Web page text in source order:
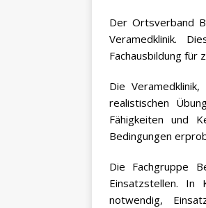
Der Ortsverband
Veramedklinik.
Fachausbildung für
Die
realistischen
Fähigkeiten und
Bedingungen
Die Fachgruppe
Einsatzstellen. In
notwendig,